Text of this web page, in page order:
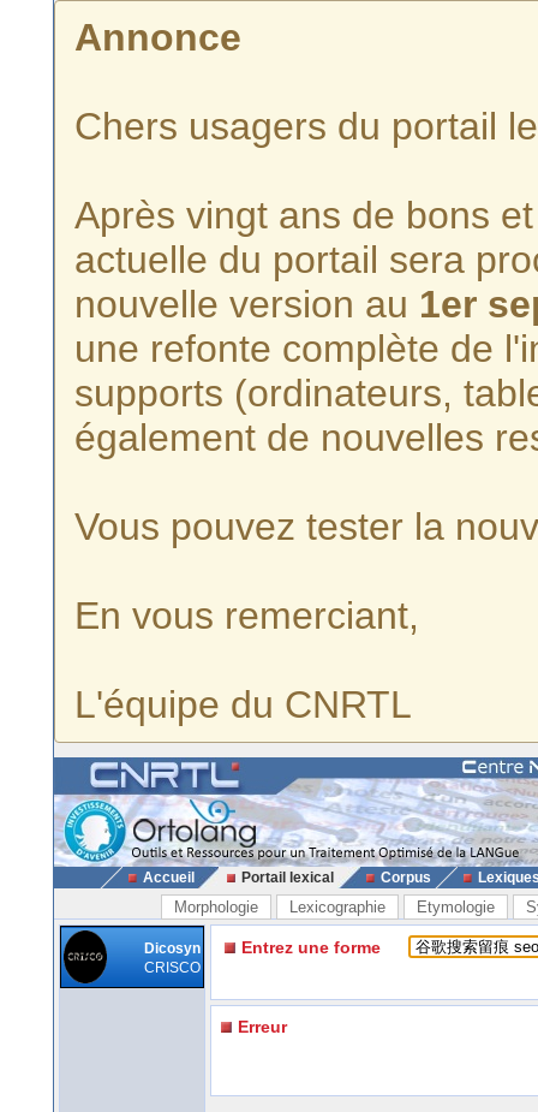
Annonce
Chers usagers du portail
Après vingt ans de bons
actuelle du portail sera
nouvelle version au 1er
une refonte complète de
supports (ordinateurs,
également de nouvelles
Vous pouvez tester la
En vous remerciant,
L'équipe du CNRTL
Accueil Portail lexical Corpus
Morphologie Lexicographie Etymologie
Dicosyn
CRISCO
Entrez une forme
Erreur